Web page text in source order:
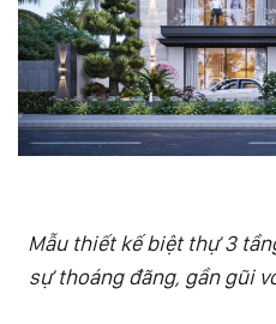
Mẫu thiết kế biệt thự 3
sự thoáng đãng, gần gũi